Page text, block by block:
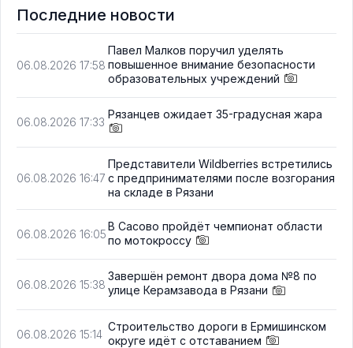
Последние новости
06.08.2026 17:58
Павел Малков поручил уделять
повышенное внимание безопасности
образовательных учреждений
06.08.2026 17:33
Рязанцев ожидает 35-градусная жара
06.08.2026 16:47
Представители Wildberries встретились
с предпринимателями после возгорания
на складе в Рязани
06.08.2026 16:05
В Сасово пройдёт чемпионат области
по мотокроссу
06.08.2026 15:38
Завершён ремонт двора дома №8 по
улице Керамзавода в Рязани
06.08.2026 15:14
Строительство дороги в Ермишинском
округе идёт с отставанием